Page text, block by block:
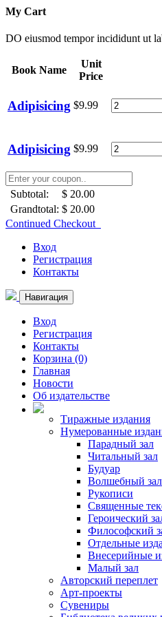
My Cart
DO eiusmod tempor incididunt ut
Book Name
Unit
Price
Adipisicing $9.99
Adipisicing $9.99
Subtotal:
$ 20.00
Grandtotal: $ 20.00
Continued Checkout
Вход
Регистрация
Контакты
Навигация
Вход
Регистрация
Контакты
Корзина (0)
Главная
Новости
Об издательстве
Тиражные издания
Нумерованные
Парадный зал
Читальный зал
Будуар
Волшебный зал
Рукописи
Священные
Героический
Философский
Отдельные
Внесерийные
Малый зал
Авторский переплет
Арт-проекты
Сувениры